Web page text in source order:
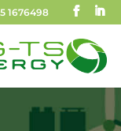
1676498